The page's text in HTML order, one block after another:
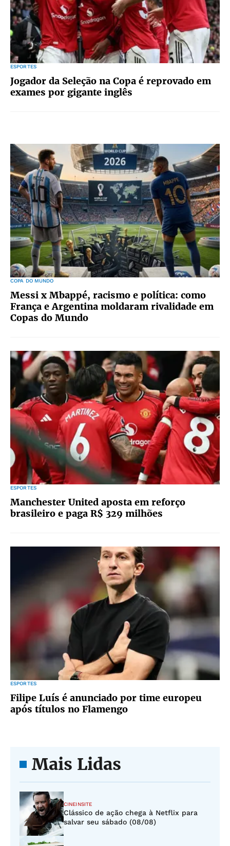
ESPORTES
Jogador da Seleção na Copa é reprovado em
exames por gigante inglês
COPA DO MUNDO
Messi x Mbappé, racismo e política: como
França e Argentina moldaram rivalidade em
Copas do Mundo
ESPORTES
Manchester United aposta em reforço
brasileiro e paga R$ 329 milhões
ESPORTES
Filipe Luís é anunciado por time europeu
após títulos no Flamengo
Mais Lidas
CINEINSITE
Clássico de ação chega à Netflix para
salvar seu sábado (08/08)